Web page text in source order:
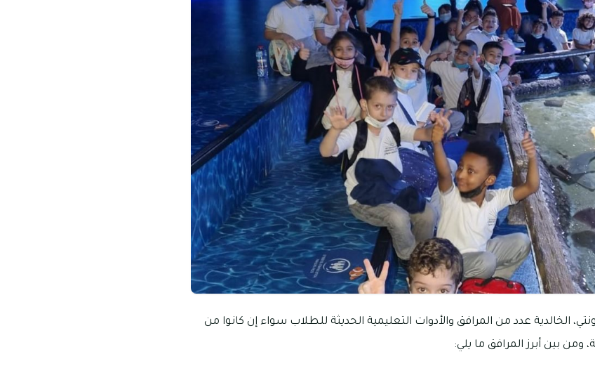
الخالدية عدد من المرافق والأدوات التعليمية الحديثة للطلاب سواء إن كانوا من
ومن بين أبرز المرافق ما يلي: